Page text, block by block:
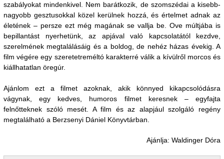
szabályokat mindenkivel. Nem barátkozik, de szomszédai a kisebb-
nagyobb gesztusokkal közel kerülnek hozzá, és értelmet adnak az
életének – persze ezt még magának se vallja be. Ove múltjába is
bepillantást nyerhetünk, az apjával való kapcsolatától kezdve,
szerelmének megtalálásáig és a boldog, de nehéz házas évekig. A
film végére egy szeretetreméltó karakterré válik a kívülről morcos és
kiállhatatlan öregúr.
Ajánlom ezt a filmet azoknak, akik könnyed kikapcsolódásra
vágynak, egy kedves, humoros filmet keresnek – egyfajta
felnőtteknek szóló mesét. A film és az alapjául szolgáló regény
megtalálható a Berzsenyi Dániel Könyvtárban.
Ajánlja: Waldinger Dóra